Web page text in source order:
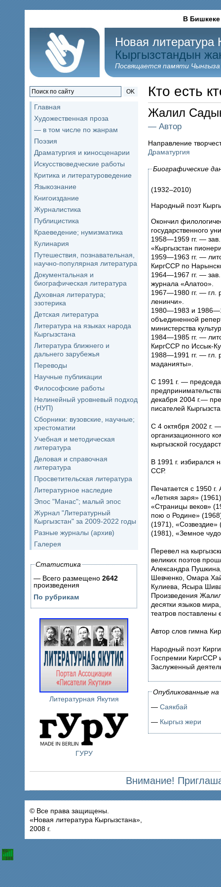
В Бишкеке
Новая литература
Кыргызстандын
Посвящается памяти
OK
Главная
Художественная проза
— в том числе по жанрам
Поэзия
Драматургия и киносценарии
Искусствоведческие работы
Критика и литературоведение
Языкознание
Книгоиздание
Журналистика
Публицистика
Краеведение; нумизматика
Кулинария
Путешествия, познавательная,
научно-популярная литература
Документальная и
биографическая литература
Духовная литература;
эзотерика
Детская литература
Литература на языках народа
Кыргызстана
Литература ближнего и
дальнего зарубежья
Переводы
Научные публикации
Философские работы
Нелинейный уровневый подход
(НУП)
Сборники: вузовские, научные;
хрестоматии
Учебная и методическая
литература
Деловая и справочная
литература
Просветительская литература
Литературное наследие
Эпос "Манас"; малый эпос
Журнал "Литературный
Кыргызстан" за 2009-2022 годы
Разные журналы (архив)
Галерея
Статистика
— Всего размещено 2642
произведения
По рубрикам
Литературная Якутия
ГУРУ
Кто есть
Жалил
— Автор
Направление
Драматургия
Биографические
(1932–2010)
Народный поэт
Окончил
государственного
1958—1959 гг. —
«Кыргызстан
1959—1963 гг. —
КиргССР по
1964—1967 гг. — зав.
журнала «Алатоо».
1967—1980 гг. — гл.
ленинчи».
1980—1983 и
объединенной
министерства
1984—1985 гг. —
КиргССР по Иссык-
1988—1991 гг. — гл.
маданияты».
С 1991 г. —
декабря 2004 г.—
писателей
С 4 октября 2002 г.
организационного
кыргызской
В 1991 г. избирался
ССР.
Печатается с 1950
«Летняя заря»
«Страницы веков»
пою о Родине»
(1971),
(1981), «Земное
Перевел на
великих поэтов
Александра
Шевченко, Омара
Кулиева, Ясыра
Произведения
десятки языков
театров поставлены
Автор слов гимна
Народный поэт
Госпремии КиргССР
Заслуженный
Опубликованные
— Саякбай
— Кыргыз жери
Внимание!
© Все права защищены.
«Новая литература Кыргызстана»,
2008 г.